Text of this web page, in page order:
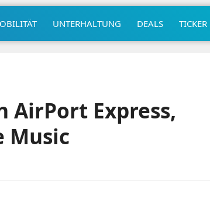
UNTERHALTUNG DEALS TICKER
AirPort Express,
Music